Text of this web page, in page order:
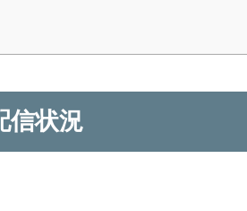
信状況